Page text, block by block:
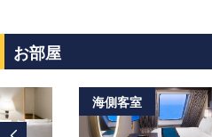
お部屋
海側客室